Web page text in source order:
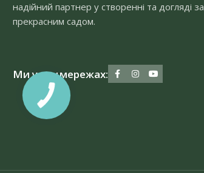
надійний партнер у створенні та догляді за
прекрасним садом.
Ми у соцмережах: